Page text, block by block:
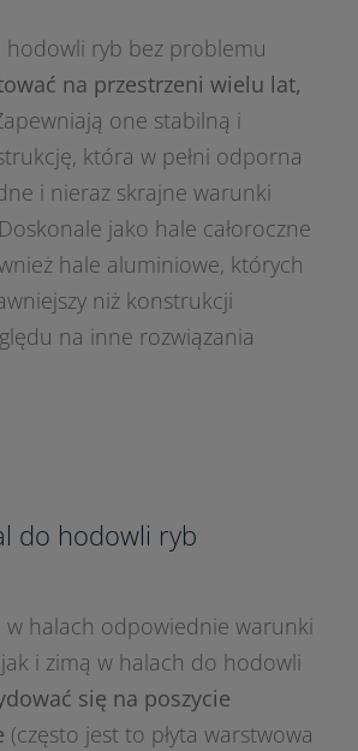
hodowli ryb bez problemu
na przestrzeni wielu lat,
one stabilną i
która w pełni odporna
i nieraz skrajne warunki
jako hale całoroczne
hale aluminiowe, których
niż konstrukcji
na inne rozwiązania
do hodowli ryb
w halach odpowiednie warunki
i zimą w halach do hodowli
się na poszycie
(często jest to płyta warstwowa